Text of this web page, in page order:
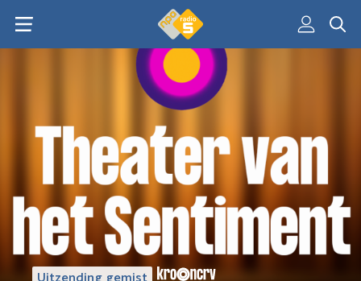
Uitzending gemist